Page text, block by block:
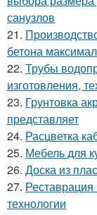
санузлов
21.
бетона
22. Трубы
изготовления,
23. Грунтовка
представляет
24. Расцветка
25. Мебель для
26. Доска из
27.
технологии